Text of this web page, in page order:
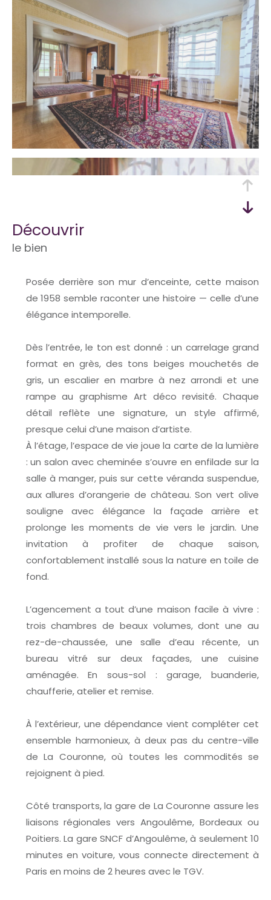
découvrir
le bien
Posée derrière son mur d’enceinte, cette maison
de 1958 semble raconter une histoire — celle d’une
élégance intemporelle.
Dès l’entrée, le ton est donné : un carrelage grand
format en grès, des tons beiges mouchetés de
gris, un escalier en marbre à nez arrondi et une
rampe au graphisme Art déco revisité. Chaque
détail reflète une signature, un style affirmé,
presque celui d’une maison d’artiste.
À l’étage, l’espace de vie joue la carte de la lumière
: un salon avec cheminée s’ouvre en enfilade sur la
salle à manger, puis sur cette véranda suspendue,
aux allures d’orangerie de château. Son vert olive
souligne avec élégance la façade arrière et
prolonge les moments de vie vers le jardin. Une
invitation à profiter de chaque saison,
confortablement installé sous la nature en toile de
fond.
L’agencement a tout d’une maison facile à vivre :
trois chambres de beaux volumes, dont une au
rez-de-chaussée, une salle d’eau récente, un
bureau vitré sur deux façades, une cuisine
aménagée. En sous-sol : garage, buanderie,
chaufferie, atelier et remise.
À l’extérieur, une dépendance vient compléter cet
ensemble harmonieux, à deux pas du centre-ville
de La Couronne, où toutes les commodités se
rejoignent à pied.
Côté transports, la gare de La Couronne assure les
liaisons régionales vers Angoulême, Bordeaux ou
Poitiers. La gare SNCF d’Angoulême, à seulement 10
minutes en voiture, vous connecte directement à
Paris en moins de 2 heures avec le TGV.